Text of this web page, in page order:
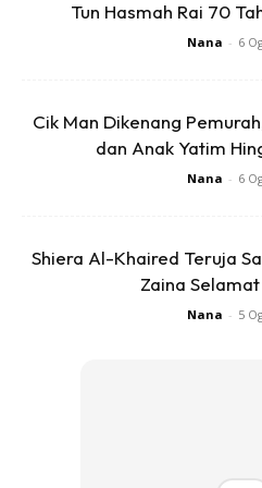
dipenuhi virus ( 80% putih )
tidak ada udara kerana telah
ke sini kerana mengikut
Tun Hasmah Rai 70
Nana - 6
Cik Man Dikenang
dan Anak Yatim
Nana - 6
Shiera Al-Khaired Teruja
Zaina
Nana - 5